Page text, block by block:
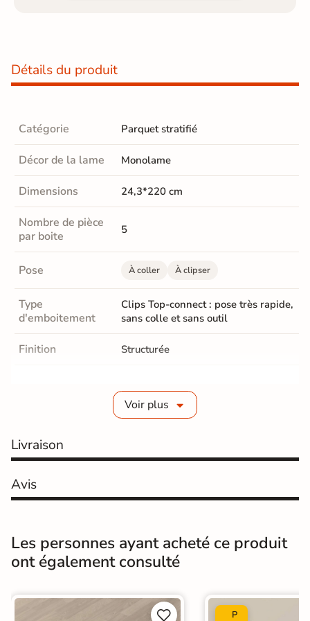
Détails du produit
Catégorie Parquet stratifié
Décor de la lame Monolame
Dimensions 24,3*220 cm
Nombre de pièce
par boite
5
Pose À coller À clipser
Type
d'emboitement
Clips Top-connect : pose très rapide,
sans colle et sans outil
Finition Structurée
Avec 4 chanfreins
Parquet Coloris
destination
Salle de bains / WC
Bureau / Commerce
Pièce humides Oui
Voir plus
Livraison
Avis
Les personnes ayant acheté ce produit
ont également consulté


P